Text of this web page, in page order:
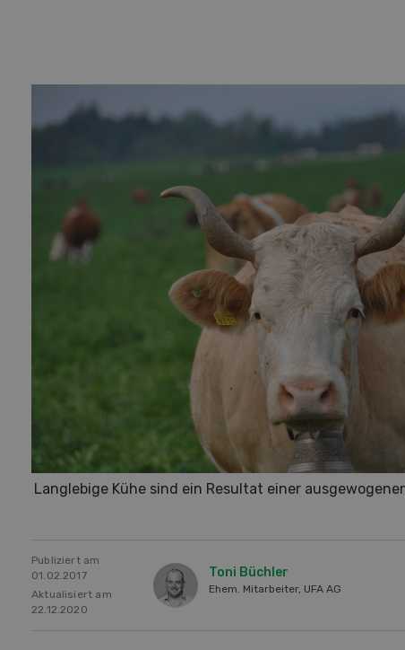
Langlebige Kühe sind ein Resultat einer
Publiziert am
01.02.2017
Aktualisiert am
22.12.2020
Toni Büchler
Ehem. Mitarbeiter, UFA AG